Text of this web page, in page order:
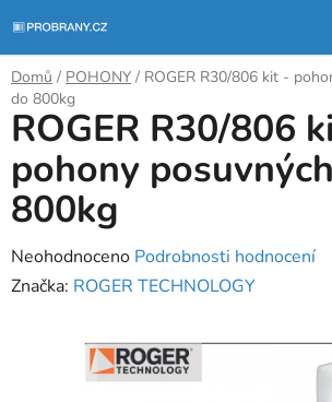
na
obsah
Domů / POHONY / ROGER R30/806 kit -
do 800kg
ROGER R30/806
pohony
800kg
Průměrné
hodnocení
Neohodnoceno Podrobnosti hodnocení
Značka: ROGER TECHNOLOGY